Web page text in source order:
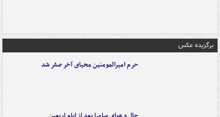
برگزیده عکس
حرم امیرالمومنین محیای آخر صفر شد